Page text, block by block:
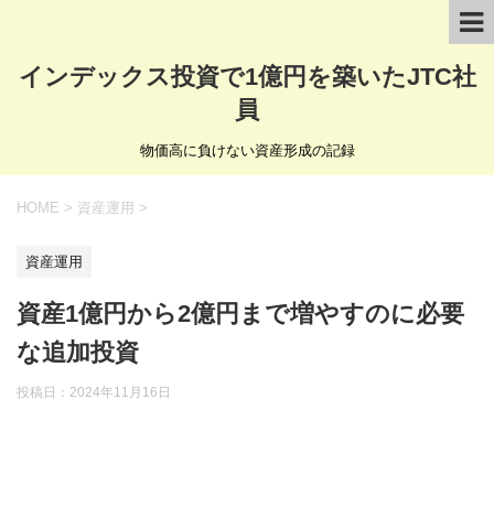
インデックス投資で1億円を築いたJTC社
員
物価高に負けない資産形成の記録
HOME > 資産運用 >
資産運用
資産1億円から2億円まで増やすのに必要
な追加投資
投稿日： 2024年11月16日